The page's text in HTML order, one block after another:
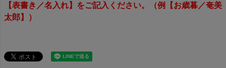
【表書き／名入れ】をご記入ください。（例【お歳暮／奄美
太郎】）